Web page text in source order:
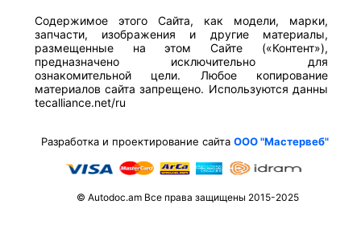
Содержимое этого Сайта, как модели, марки,
запчасти, изображения и другие материалы,
размещенные на этом Сайте («Контент»),
предназначено исключительно для
ознакомительной цели. Любое копирование
материалов сайта запрещено. Используются данны
tecalliance.net/ru
Разработка и проектирование сайтаООО "Мастервеб"
© Autodoc.am Все права защищены 2015-2025